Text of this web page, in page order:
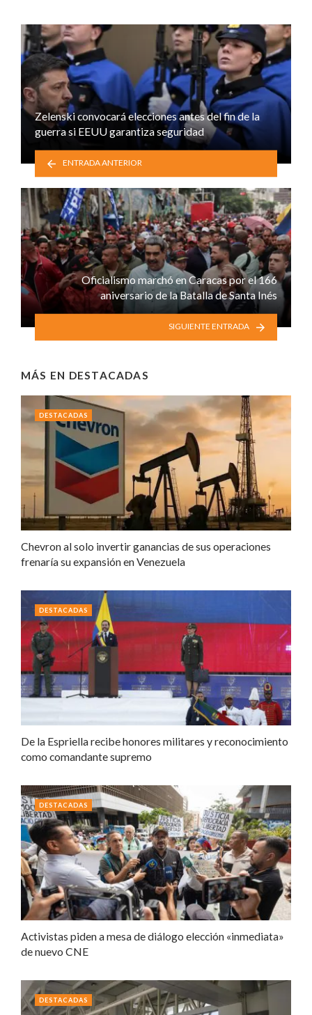
Zelenski convocará elecciones antes del fin de la
guerra si EEUU garantiza seguridad
ENTRADA ANTERIOR
Oficialismo marchó en Caracas por el 166
aniversario de la Batalla de Santa Inés
SIGUIENTE ENTRADA
MÁS EN DESTACADAS
Chevron al solo invertir ganancias de sus operaciones
frenaría su expansión en Venezuela
DESTACADAS
De la Espriella recibe honores militares y reconocimiento
como comandante supremo
DESTACADAS
Activistas piden a mesa de diálogo elección «inmediata»
de nuevo CNE
DESTACADAS
DESTACADAS